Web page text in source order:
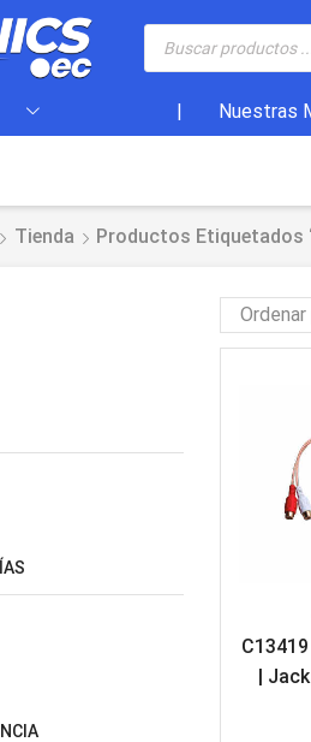
Nuestras
Tienda Productos Etiquetados
|